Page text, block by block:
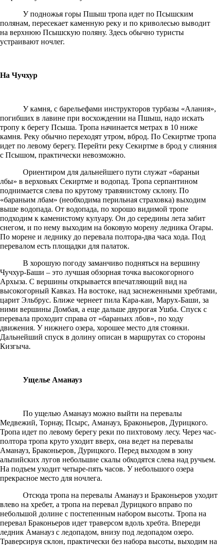
У подножья горы Пшыш тропа идет по Псышским
полянам, пересекает каменную реку и по криволесью выводит
на верхнюю Псышскую поляну. Здесь обычно туристы
устраивают ночлег.
На Чучхур
У камня, с барельефами инструкторов турбазы «Алания»,
погибших в лавине при восхождении на Пшыш, надо искать
тропу к берегу Псыша. Тропа начинается метрах в 10 ниже
камня. Реку обычно переходят утром, вброд. По Секиртме тропа
идет по левому берегу. Перейти реку Секиртме в брод у слияния
с Псышом, практически невозможно.
Ориентиром для дальнейшего пути служат «бараньи
лбы» в верховьях Секиртме и водопад. Тропа серпантином
поднимается слева по крутому травянистому склону. По
«бараньим лбам» (необходима перильная страховка) выходим
выше водопада. От водопада, по хорошо видимой тропе
подходим к каменистому кулуару. Он до середины лета забит
снегом, и по нему выходим на боковую морену ледника Огары.
По морене и леднику до перевала полтора-два часа хода. Под
перевалом есть площадки для палаток.
В хорошую погоду заманчиво подняться на вершину
Чучхур-Баши – это лучшая обзорная точка высокогорного
Архыза. С вершины открывается впечатляющий вид на
высокогорный Кавказ. На востоке, над заснеженными хребтами,
царит Эльбрус. Ближе чернеет пила Кара-каи, Марух-Баши, за
ними вершины Домбая, а еще дальше двурогая Ушба. Спуск с
перевала проходит справа от «бараньих лбов», по ходу
движения. У нижнего озера, хорошее место для стоянки.
Дальнейший спуск в долину описан в маршрутах со стороны
Кизгыча.
Ущелье Аманауз
По ущелью Аманауз можно выйти на перевалы
Медвежий, Торнау, Псырс, Аманауз, Браконьеров, Дурицкого.
Тропа идет по левому берегу реки по пихтовому лесу. Через час-
полтора тропа круто уходит вверх, она ведет на перевалы
Аманауз, Браконьеров, Дурицкого. Перед выходом в зону
альпийских лугов небольшие скалы обходятся слева над ручьем.
На подъем уходит четыре-пять часов. У небольшого озера
прекрасное место для ночлега.
Отсюда тропа на перевалы Аманауз и Браконьеров уходит
влево на хребет, а тропа на перевал Дурицкого вправо по
небольшой долине с постепенным набором высоты. Тропа на
перевал Браконьеров идет траверсом вдоль хребта. Впереди
ледник Аманауз с ледопадом, внизу под ледопадом озеро.
Траверсируя склон, практически без набора высоты, выходим на